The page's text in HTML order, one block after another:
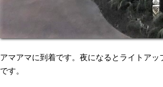
アマアマに到着です。夜になるとライトア
です。